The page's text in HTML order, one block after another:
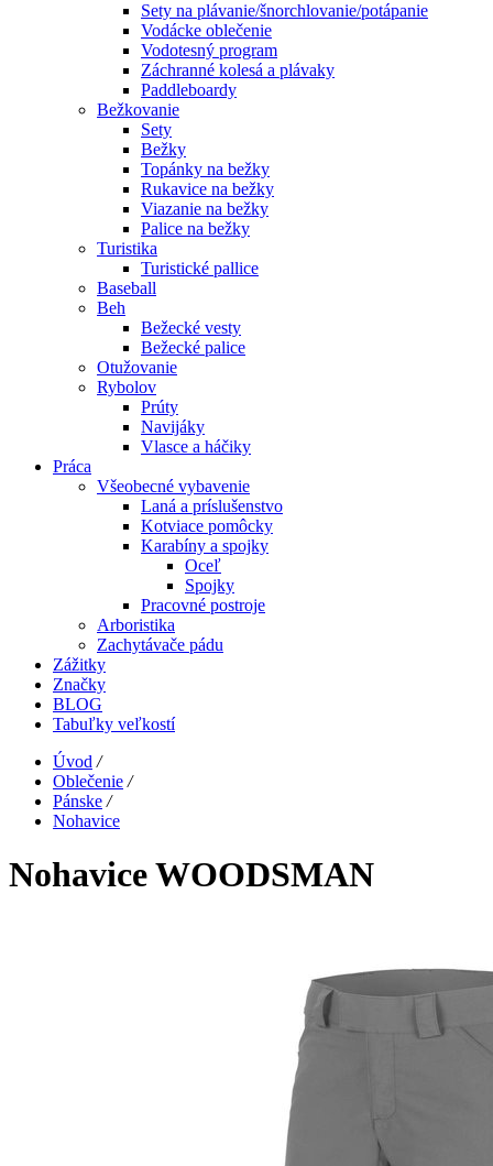
Sety na plávanie/šnorchlovanie/potápanie
Vodácke oblečenie
Vodotesný program
Záchranné kolesá a plávaky
Paddleboardy
Bežkovanie
Sety
Bežky
Topánky na bežky
Rukavice na bežky
Viazanie na bežky
Palice na bežky
Turistika
Turistické pallice
Baseball
Beh
Bežecké vesty
Bežecké palice
Otužovanie
Rybolov
Prúty
Navijáky
Vlasce a háčiky
Práca
Všeobecné vybavenie
Laná a príslušenstvo
Kotviace pomôcky
Karabíny a spojky
Oceľ
Spojky
Pracovné postroje
Arboristika
Zachytávače pádu
Zážitky
Značky
BLOG
Tabuľky veľkostí
Úvod /
Oblečenie /
Pánske /
Nohavice
Nohavice WOODSMAN